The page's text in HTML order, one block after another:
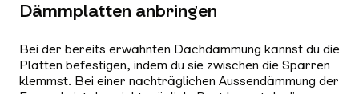
Dämmplatten anbringen
Bei der bereits erwähnten Dachdämmung kannst du die
Platten befestigen, indem du sie zwischen die Sparren
klemmst. Bei einer nachträglichen Aussendämmung der